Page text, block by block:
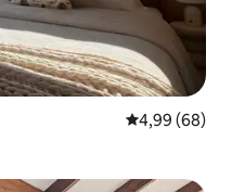
4,99 de uma
4,99 (68)